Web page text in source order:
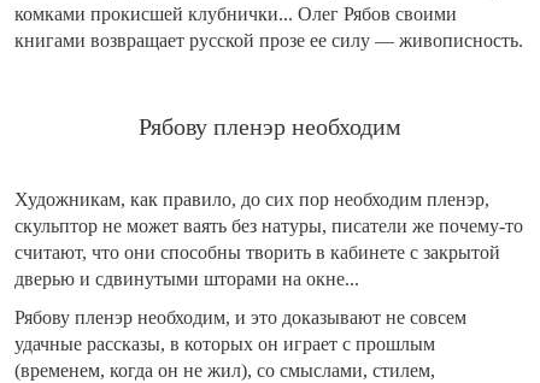
комками прокисшей клубнички... Олег Рябов своими
книгами возвращает русской прозе ее силу — живописность.
Рябову пленэр необходим
Художникам, как правило, до сих пор необходим пленэр,
скульптор не может ваять без натуры, писатели же почему-то
считают, что они способны творить в кабинете с закрытой
дверью и сдвинутыми шторами на окне...
Рябову пленэр необходим, и это доказывают не совсем
удачные рассказы, в которых он играет с прошлым
(временем, когда он не жил), со смыслами, стилем,